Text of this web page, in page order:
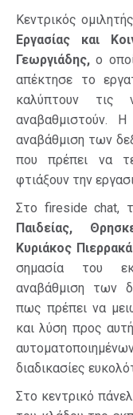
Κεντρικός
Εργασίας και
Γεωργιάδης, ο
απέκτησε το
καλύπτουν τις
αναβαθμιστούν.
αναβάθμιση των
που πρέπει να
φτιάξουν την
Στο fireside chat,
Παιδείας,
Κυριάκος
σημασία του
αναβάθμιση των
πως πρέπει να
και λύση προς
διαδικασίες
Στο κεντρικό